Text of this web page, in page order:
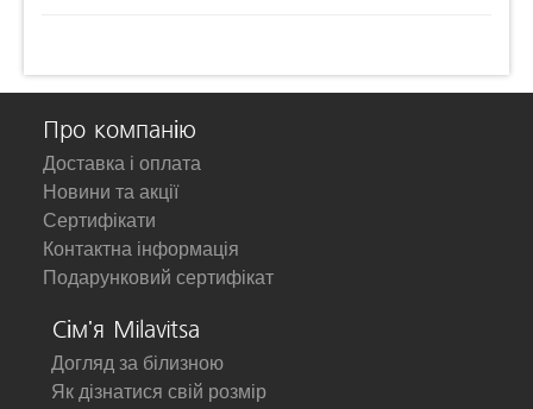
Про компанію
Доставка і оплата
Новини та акції
Сертифікати
Контактна інформація
Подарунковий сертифікат
Сім'я Milavitsa
Догляд за білизною
Як дізнатися свій розмір